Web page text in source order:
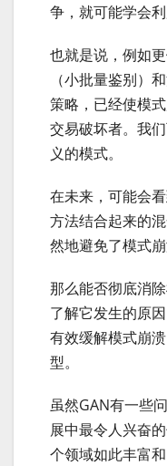
争，就可能学会利
也就是说，例如
（小批量鉴别）
策略，已经使模
交易破坏者。我
义的模式。
在未来，可能会
方法结合起来的
然地避免了模式崩
那么能否彻底消
了解它发生的原
有效缓解模式崩
型。
虽然GAN有一些
展中最令人兴奋
个领域如此丰富